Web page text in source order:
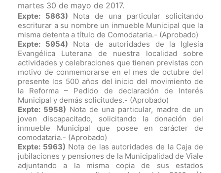
martes 30 de mayo de 2017.
Expte: 5863) Nota de una particular solicitando
escriturar a su nombre un inmueble Municipal que la
misma detenta a título de Comodataria.- (Aprobado)
Expte: 5954) Nota de autoridades de la Iglesia
Evangélica Luterana de nuestra localidad sobre
actividades y celebraciones que tienen previstas con
motivo de conmemorarse en el mes de octubre del
presente los 500 años del inicio del movimiento de
la Reforma – Pedido de declaración de Interés
Municipal y demás solicitudes.- (Aprobado)
Expte: 5958) Nota de una particular, madre de un
joven discapacitado, solicitando la donación del
inmueble Municipal que posee en carácter de
comodataria.- (Aprobado)
Expte: 5963) Nota de las autoridades de la Caja de
jubilaciones y pensiones de la Municipalidad de Viale
adjuntando a la misma copia de sus estados